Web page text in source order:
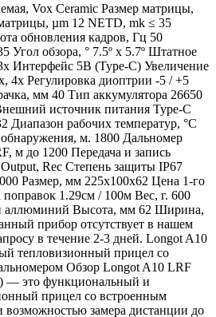
Vox Ceramic Размер матрицы,
µm 12 NETD, mk ≤ 35
обновления кадров, Гц 50
Угол обзора, ° 7.5º x 5.7º Штатное
Интерфейс 5В (Type-C) Увеличение
4x Регулировка диоптрии -5 / +5
мм 40 Тип аккумуляторa 26650
источник питания Type-C
Диапазон рабочих температур, °C
обнаружения, м. 1800 Дальномер
м до 1200 Передача и запись
Rec Степень защиты IP67
Размер, мм 225x100x62 Цена 1-го
1.29см / 100м Вес, г. 600
аллюминий Высота, мм 62 Ширина,
прибор отсутствует в нашем
в течение 2-3 дней. Longot A10
тепловизионный прицел со
Обзор Longot A10 LRF
— это функциональный и
прицел со встроенным
замера дистанции до